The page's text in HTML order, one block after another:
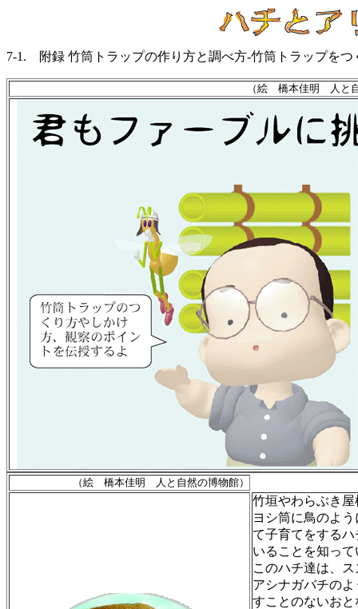
7-1. 附録 竹筒トラップの作り方と調べ方-竹筒トラップを
（絵 橋本佳明 人と
（絵 橋本佳明 人と自然の博物館）
竹垣やわらぶき
ヨシ筒に鳥のよ
て子育てをする
いることを知っ
このハチ達は、
アシナガバチの
すことのないお